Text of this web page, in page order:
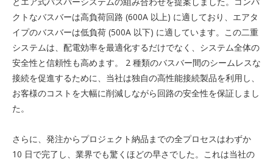
クトなバスバーは高負荷回路 (600A 以上) に適しており、エアタ
イプのバスバーは低負荷 (500A 以下) に適しています。この二重
システムは、配電効率を最適化するだけでなく、システム全体の
安全性と信頼性も高めます。 2 種類のバスバー間のシームレスな
接続を促進するために、当社は独自の高性能接続製品を利用し、
お客様のコストを大幅に削減しながら回路の安全性を保証しまし
た。
さらに、発注からプロジェクト納品までの全プロセスはわずか
10 日で完了し、業界でも驚くほどの早さでした。これは当社の